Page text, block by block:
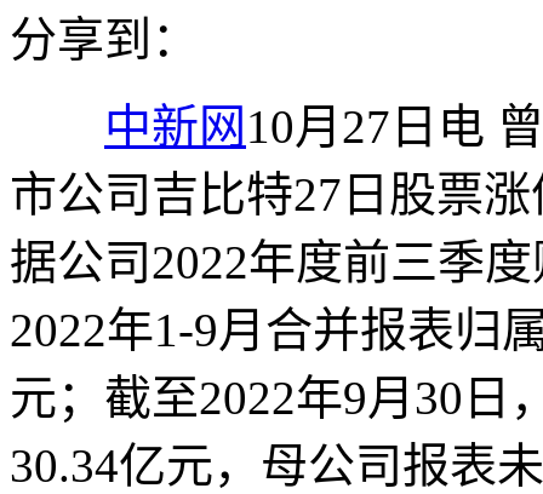
分享到：
中新网 10月27日电
市公司吉比特27日股票
据公司2022年度前三季
2022年1-9月合并报表归
元；截至2022年9月30日
30.34亿元，母公司报表